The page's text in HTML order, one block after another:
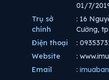
01/7/
Trụ sở
chính
: 16
Cường,
Điện thoại
:
Website
:
Email
: